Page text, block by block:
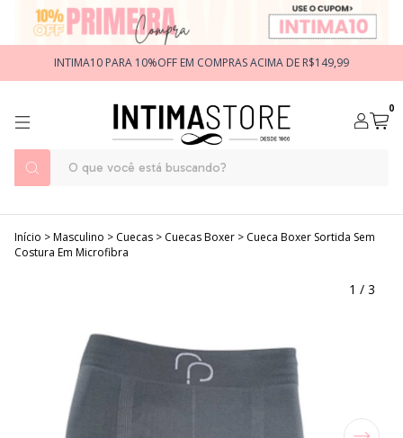
INTIMA10 PARA 10%OFF EM COMPRAS ACIMA DE R$149,99
0
Início >Masculino > Cuecas > Cuecas Boxer > Cueca Boxer Sortida Sem
Costura Em Microfibra
1 / 3